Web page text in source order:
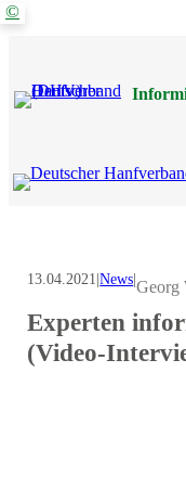
Zum
©
13.04.2021|News|Georg
Experten
(Video-